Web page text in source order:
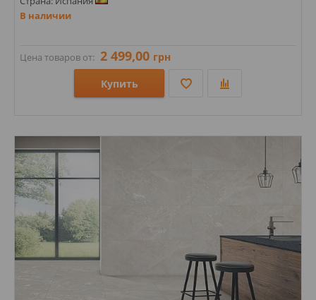
В наличии
Цена товаров от: 2 499,00 грн
Купить
Стили: Под камень; Терраццо;
Цвета: